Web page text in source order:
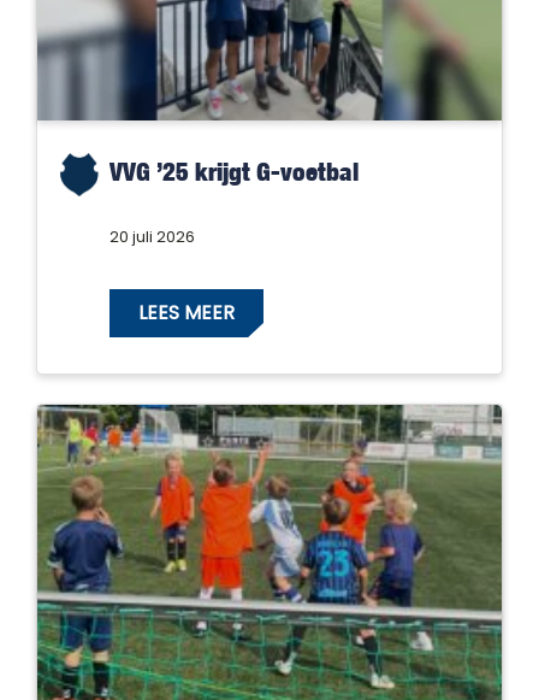
VVG ’25 krijgt G-voetbal
20 juli 2026
LEES MEER